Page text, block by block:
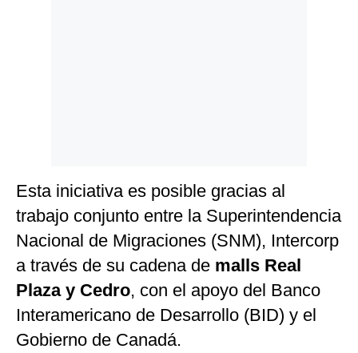
Esta iniciativa es posible gracias al
trabajo conjunto entre la Superintendencia
Nacional de Migraciones (SNM), Intercorp
a través de su cadena de malls Real
Plaza y Cedro, con el apoyo del Banco
Interamericano de Desarrollo (BID) y el
Gobierno de Canadá.